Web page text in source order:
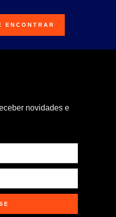
ENCONTRAR
novidades e